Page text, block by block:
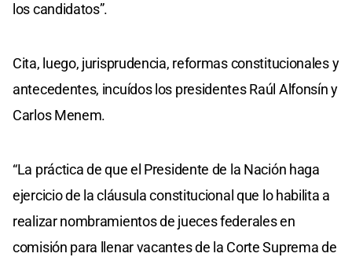
los candidatos”.
Cita, luego, jurisprudencia, reformas constitucionales y
antecedentes, incuídos los presidentes Raúl Alfonsín y
Carlos Menem.
“La práctica de que el Presidente de la Nación haga
ejercicio de la cláusula constitucional que lo habilita a
realizar nombramientos de jueces federales en
comisión para llenar vacantes de la Corte Suprema de